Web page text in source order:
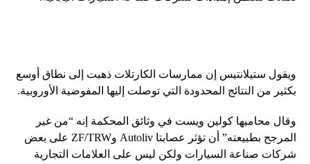
ويقول ستيلانتيس إن ممارسات الكارتلات ذهبت إلى نطاق أوسع
بكثير من النتائج المحدودة التي توصلت إليها المفوضية الأوروبية.
وقال محاميها كولين ويست في وثائق المحكمة إنه “من غير
المرجح بطبيعته” أن تؤثر عصابتا Autoliv وZF/TRW على بعض
شركات صناعة السيارات ولكن ليس على العلامات التجارية